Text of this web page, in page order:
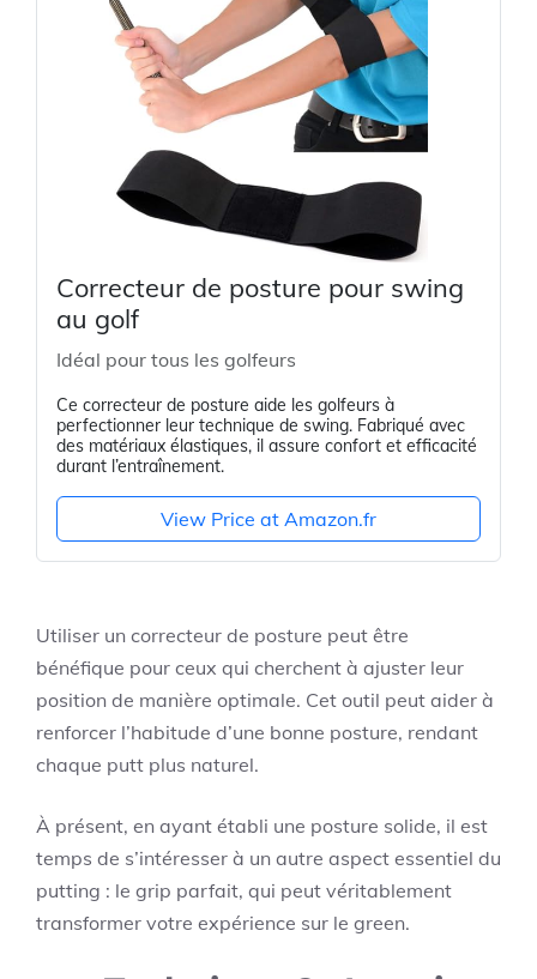
Correcteur de posture pour swing
au golf
Idéal pour tous les golfeurs
Ce correcteur de posture aide les golfeurs à
perfectionner leur technique de swing. Fabriqué avec
des matériaux élastiques, il assure confort et efficacité
durant l’entraînement.
View Price at Amazon.fr
Utiliser un correcteur de posture peut être
bénéfique pour ceux qui cherchent à ajuster leur
position de manière optimale. Cet outil peut aider à
renforcer l’habitude d’une bonne posture, rendant
chaque putt plus naturel.
À présent, en ayant établi une posture solide, il est
temps de s’intéresser à un autre aspect essentiel du
putting : le grip parfait, qui peut véritablement
transformer votre expérience sur le green.